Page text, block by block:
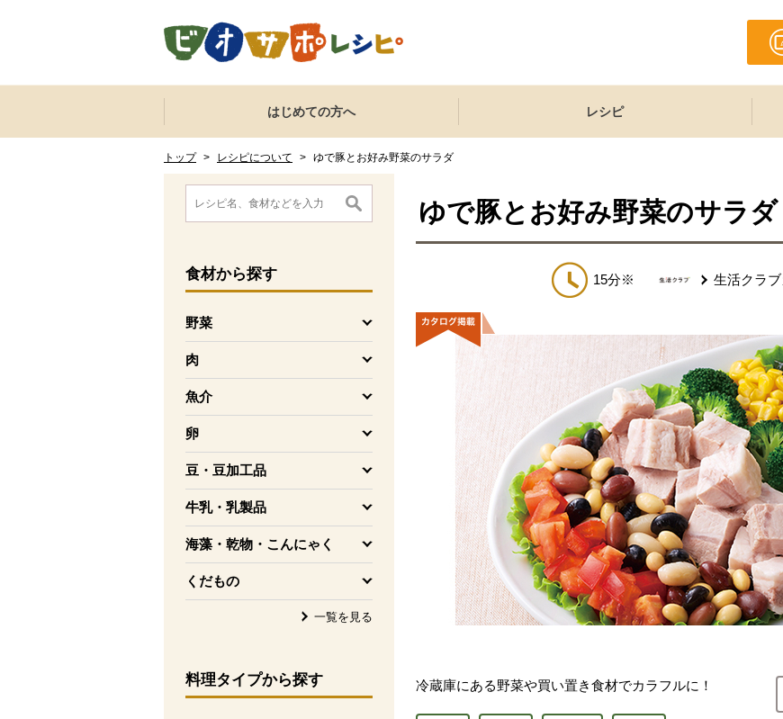
ここからサイト内共通メニューです。
サイト内共通メニューをスキップする
はじめての方へ レシピ
トップ > レシピについて > ゆで豚とお好み野菜のサラダ
ここから消費材検索メニューです。
食材から探す
野菜
を開く
肉
を開く
魚介
を開く
卵
を開く
豆・豆加工品
を開く
牛乳・乳製品
を開く
海藻・乾物・こんにゃく
を開く
くだもの
を開く
一覧を見る
料理タイプから探す
消費材検索メニューここまで。
ここから本文です。
ゆで豚とお好み野菜のサラダ
15分※ 生活クラ
冷蔵庫にある野菜や買い置き食材でカラフルに！